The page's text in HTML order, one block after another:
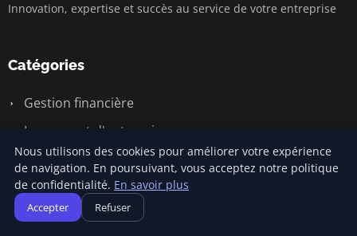
Innovation, expertise et succès au service de votre entreprise
Catégories
Gestion financière
Lancement d'entreprise
Marketing entrepreneurial
Stratégies d'affaires
Succès entrepreneurial
Nous utilisons des cookies pour améliorer votre expérience
de navigation. En poursuivant, vous acceptez notre politique
de confidentialité. En savoir plus
Accepter Refuser